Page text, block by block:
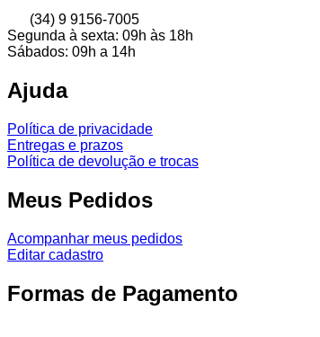
(34) 9 9156-7005
Segunda à sexta: 09h às 18h
Sábados: 09h a 14h
Ajuda
Política de privacidade
Entregas e prazos
Política de devolução e trocas
Meus Pedidos
Acompanhar meus pedidos
Editar cadastro
Formas de Pagamento